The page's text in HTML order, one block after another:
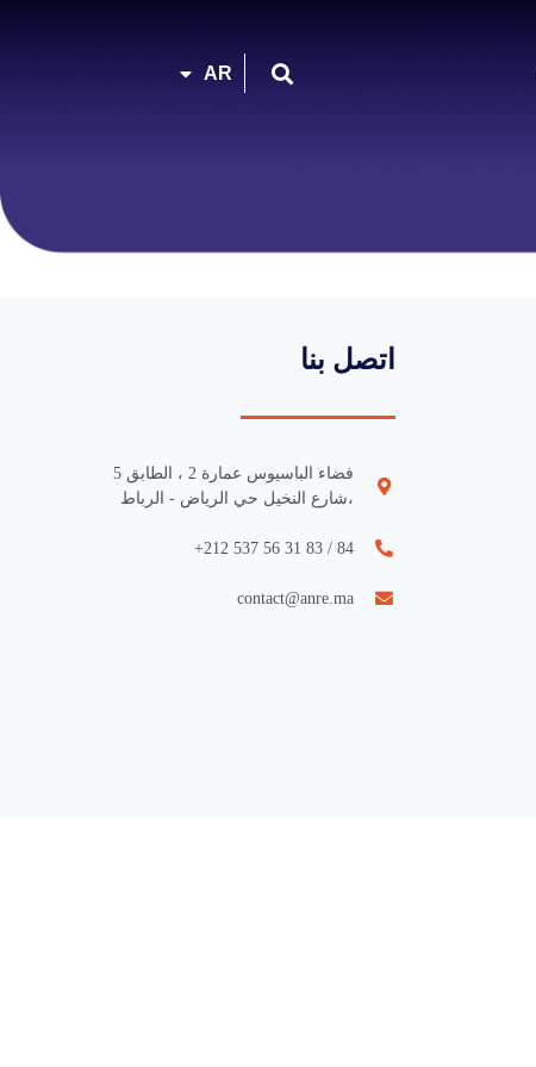
AR
EN
اتصل بنا
فضاء الباسيوس عمارة 2 ، الطابق 5
،شارع النخيل حي الرياض - الرباط
84 / 83 31 56 537 212+
contact@anre.ma